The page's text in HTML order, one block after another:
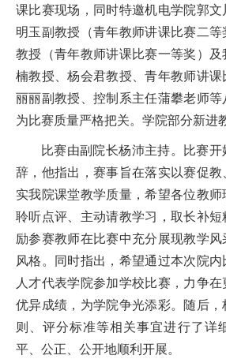
课比赛现场，同时特邀机电学院郭
明玉副教授（青年教师讲课比赛二
教授（青年教师讲课比赛一等奖）
楠教授、杨会君教授、青年教师讲
丽丽副教授、控制系主任蒲攀老师等
为比赛质量严格把关。学院部分新进
比赛由副院长杨沛主持。比赛
辞，他指出，赛事旨在落实以赛促
实我院课堂教学质量，希望各位教
聆听点评、主动请教学习，取长补
励参赛教师在比赛中充分展现教学
风格。同时指出，希望通过本次院
人才代表学院参加学校比赛，力争
优异成绩，为学院争光添彩。随后
则、评分标准等相关事宜进行了详
平、公正、公开地顺利开展。